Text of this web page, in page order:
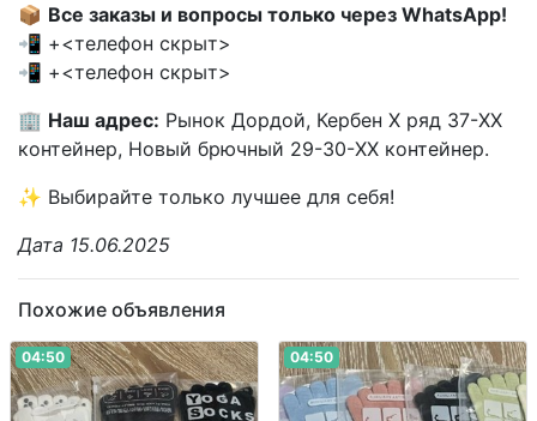
📦 Все заказы и вопросы только через WhatsApp!
📲 +<телефон скрыт>
📲 +<телефон скрыт>
🏢 Наш адрес: Рынок Дордой, Кербен X ряд 37-XX
контейнер, Новый брючный 29-30-XX контейнер.
✨ Выбирайте только лучшее для себя!
Дата 15.06.2025
Похожие объявления
04:50 04:50